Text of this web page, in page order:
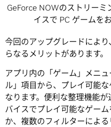
GeForce NOWのストリーミ
イスで PC ゲームを
今回のアップグレードによ
らなるメリットがあります。
アプリ内の「ゲーム」メニ
ル」項目から、プレイ可能
なります。便利な整理機能
バイスでプレイ可能なゲー
か、複数のフィルターによ